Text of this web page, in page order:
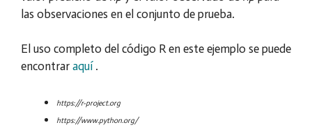
las observaciones en el conjunto de prueba.
El uso completo del código R en este ejemplo se puede
encontrar aquí.
https://r-project.org
https://www.python.org/